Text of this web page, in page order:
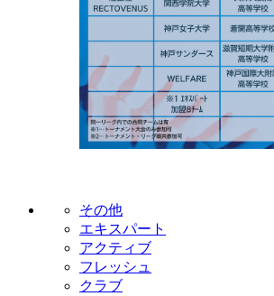
その他
エキスパート
アクティブ
フレッシュ
クラブ